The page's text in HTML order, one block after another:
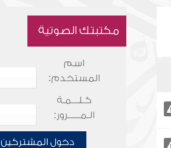
مكتبتك الصوتية
اسم
المستخدم:
كـلـــمـة
الـمـــــرور:
دخول المشتركين